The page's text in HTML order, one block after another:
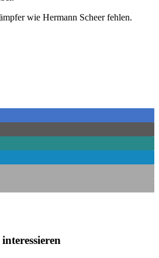
wie Hermann Scheer fehlen.